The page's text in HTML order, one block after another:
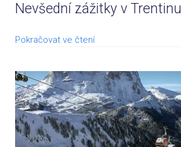
Nevšední zážitky v Trentinu
Pokračovat ve čtení